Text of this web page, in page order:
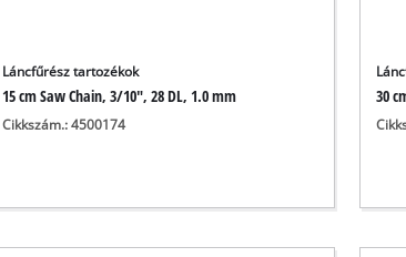
Láncfűrész tartozékok
15 cm Saw Chain, 3/10", 28 DL, 1.0 mm
Cikkszám.: 4500174
30